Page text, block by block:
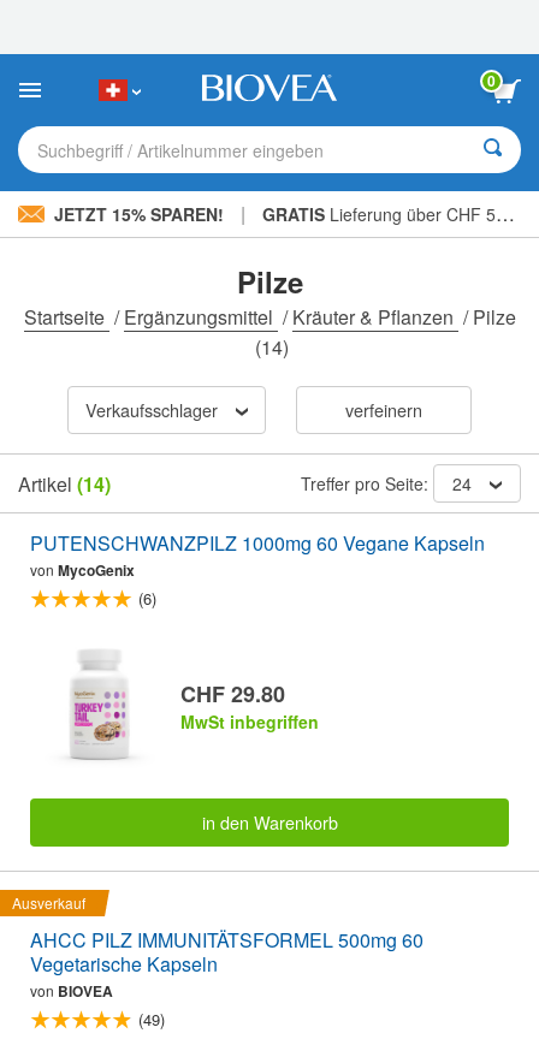
Sie:
Website
ein
Barrierefreiheitssystem.
0
Suchbegriff / Artikelnummer eingeben
JETZT 15% SPAREN! | GRATIS Lieferung über CHF 56.00 »
Pilze
Startseite /Ergänzungsmittel /Kräuter & Pflanzen /Pilze
(14)
Verkaufsschlager verfeinern
Artikel (14) Treffer pro Seite: 24
PUTENSCHWANZPILZ 1000mg 60 Vegane Kapseln
von MycoGenix
(6)
CHF 29.80
MwSt inbegriffen
in den Warenkorb
Ausverkauf
AHCC PILZ IMMUNITÄTSFORMEL 500mg 60
Vegetarische Kapseln
von BIOVEA
(49)